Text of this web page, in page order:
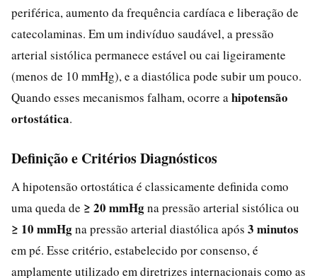
periférica, aumento da frequência cardíaca e liberação de
catecolaminas. Em um indivíduo saudável, a pressão
arterial sistólica permanece estável ou cai ligeiramente
(menos de 10 mmHg), e a diastólica pode subir um pouco.
Quando esses mecanismos falham, ocorre a hipotensão
ortostática.
Definição e Critérios Diagnósticos
A hipotensão ortostática é classicamente definida como
uma queda de ≥ 20 mmHgna pressão arterial sistólica ou
≥ 10 mmHgna pressão arterial diastólica após 3 minutos
em pé. Esse critério, estabelecido por consenso, é
amplamente utilizado em diretrizes internacionais como as